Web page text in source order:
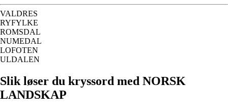
VALDRES
RYFYLKE
ROMSDAL
NUMEDAL
LOFOTEN
ULDALEN
Slik løser du kryssord med NORSK
LANDSKAP